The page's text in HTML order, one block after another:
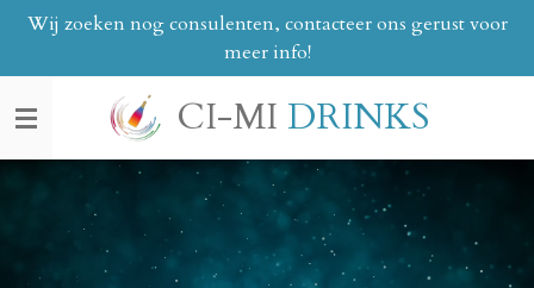
Ga
naar
de
hoofdinhoud
CI-MI DRINKS
Wij zoeken nog consulenten, contacteer ons gerust voor
meer info!